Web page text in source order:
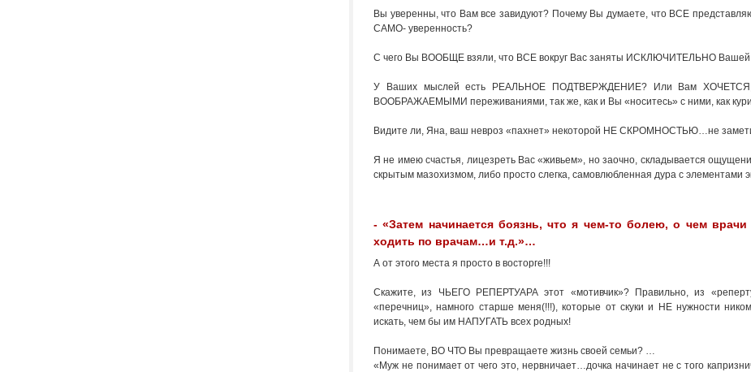
Вы уверенны, что Вам все завидуют? Почему Вы думаете, что ВСЕ
САМО- уверенность?
С чего Вы ВООБЩЕ взяли, что ВСЕ вокруг Вас заняты ИСКЛЮЧИТЕЛЬНО Вашей
У Ваших мыслей есть РЕАЛЬНОЕ ПОДТВЕРЖДЕНИЕ? Или Вам ХОЧЕТСЯ,
ВООБРАЖАЕМЫМИ переживаниями, так же, как и Вы «носитесь» с ними, как
Видите ли, Яна, ваш невроз «пахнет» некоторой НЕ СКРОМНОСТЬЮ…не
Я не имею счастья, лицезреть Вас «живьем», но заочно, складывается
скрытым мазохизмом, либо просто слегка, самовлюбленная дура с элементами
- «Затем начинается боязнь, что я чем-то болею, о чем
ходить по врачам…и т.д.»…
А от этого места я просто в восторге!!!
Скажите, из ЧЬЕГО РЕПЕРТУАРА этот «мотивчик»? Правильно, из
«перечниц», намного старше меня(!!!), которые от скуки и НЕ нужности
искать, чем бы им НАПУГАТЬ всех родных!
Понимаете, ВО ЧТО Вы превращаете жизнь своей семьи? …
«Муж не понимает от чего это, нервничает…дочка начинает не с того